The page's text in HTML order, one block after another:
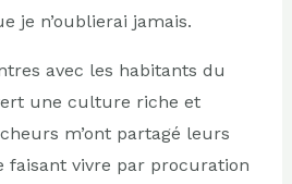
je n’oublierai jamais.
avec les habitants du
une culture riche et
m’ont partagé leurs
faisant vivre par procuration